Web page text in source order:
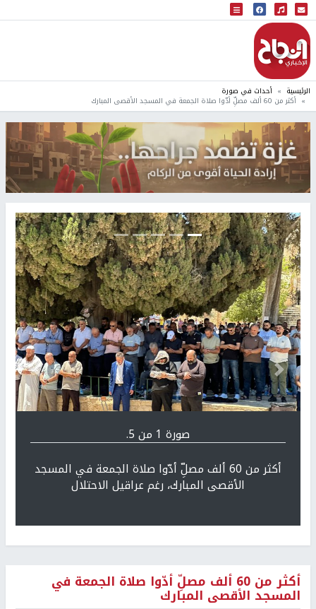
البث المباشر
إذاعة النجاح
الرئيسية أحداث في صورة
أكثر من 60 ألف مصلِّ أدّوا صلاة الجمعة في المسجد الأقصى المبارك
صورة 1 من 5.
أكثر من 60 ألف مصلِّ أدّوا صلاة الجمعة في المسجد
الأقصى المبارك، رغم عراقيل الاحتلال
Previous التالي
أكثر من 60 ألف مصلِّ أدّوا صلاة الجمعة في
المسجد الأقصى المبارك